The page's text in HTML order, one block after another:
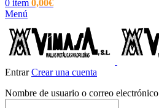
0 item 0,00€
Menú
EntrarCrear una cuenta
Nombre de usuario o correo electrónico